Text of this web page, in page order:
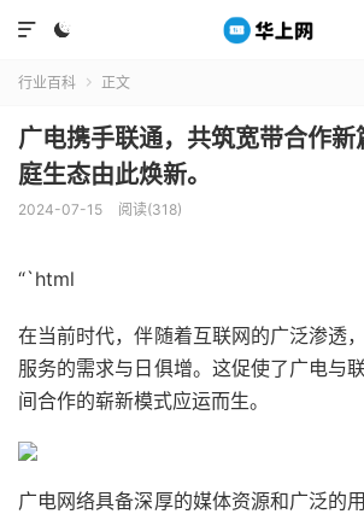


行业百科  正文
广电携手联通，共筑宽带合作
庭生态由此焕新。
2024-07-15 阅读(318)
“`html
在当前时代，伴随着互联网的广泛渗透
服务的需求与日俱增。这促使了广电与
间合作的崭新模式应运而生。
广电网络具备深厚的媒体资源和广泛的